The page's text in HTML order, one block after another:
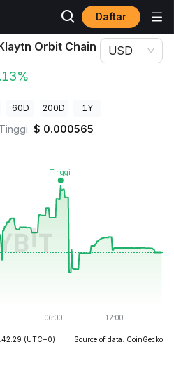
Daftar
Klaytn Orbit Chain OORC
Orbit Chain
USD
60D 200D 1Y
Tinggi $ 0.000565
(UTC+0) Source of data: CoinGecko